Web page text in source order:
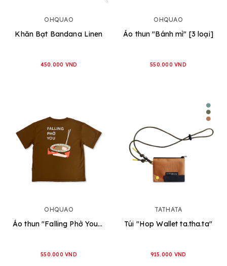
OHQUAO
Khăn Bạt Bandana Linen
450.000 VND
OHQUAO
Áo thun "Bánh mì" [3 loại]
550.000 VND
OHQUAO
Áo thun "Falling Phở You" [3 loại]
550.000 VND
TATHATA
Túi "Hop Wallet ta.tha.ta"
915.000 VND